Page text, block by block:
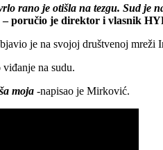
rano je otišla na tezgu. Sud je
–poručio je direktor i vlasnik
je na svojoj društvenoj mreži
na sudu.
moja -napisao je Mirković.